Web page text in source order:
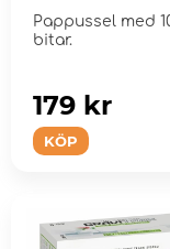
Pappussel med
bitar.
KÖP
179 kr